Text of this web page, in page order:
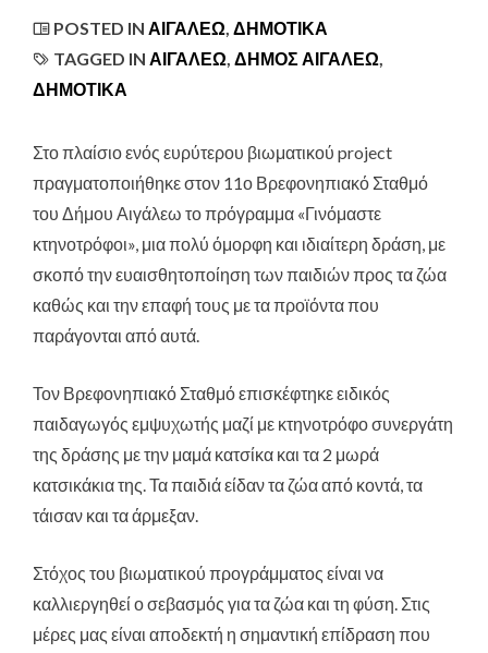
POSTED IN ΑΙΓΆΛΕΩ, ΔΗΜΟΤΙΚΆ
TAGGED IN ΑΙΓΑΛΕΩ, ΔΗΜΟΣ ΑΙΓΑΛΕΩ,
ΔΗΜΟΤΙΚΑ
Στο πλαίσιο ενός ευρύτερου βιωματικού project
πραγματοποιήθηκε στον 11ο Βρεφονηπιακό Σταθμό
του Δήμου Αιγάλεω το πρόγραμμα «Γινόμαστε
κτηνοτρόφοι», μια πολύ όμορφη και ιδιαίτερη δράση, με
σκοπό την ευαισθητοποίηση των παιδιών προς τα ζώα
καθώς και την επαφή τους με τα προϊόντα που
παράγονται από αυτά.
Τον Βρεφονηπιακό Σταθμό επισκέφτηκε ειδικός
παιδαγωγός εμψυχωτής μαζί με κτηνοτρόφο συνεργάτη
της δράσης με την μαμά κατσίκα και τα 2 μωρά
κατσικάκια της. Τα παιδιά είδαν τα ζώα από κοντά, τα
τάισαν και τα άρμεξαν.
Στόχος του βιωματικού προγράμματος είναι να
καλλιεργηθεί ο σεβασμός για τα ζώα και τη φύση. Στις
μέρες μας είναι αποδεκτή η σημαντική επίδραση που